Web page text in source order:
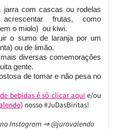
jarra com cascas ou rodelas
frutas, como
o miolo) ou kiwi.
o sumo de laranja por um
ou de limão.
diversas comemorações
gente.
de tomar e não pesa no
bebidas é só clicar aqui e/ou
) nosso #JuDasBiritas!
Instagram ⇒ @jurovalendo